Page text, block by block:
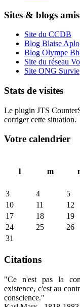
Sites & blogs amis
Site du CCDB
Blog Blaise
Blog Olympe
Site du réseau
Site ONG Survie
Stats de visites
Le plugin JTS
corriger cette situation.
Votre calendrier
l
m
3
4 5
10
11 12
17
18 19
24
25 26
31
Citations
"Ce n'est pas la
existence, c'est au
conscience."